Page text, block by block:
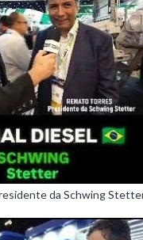
da Schwing